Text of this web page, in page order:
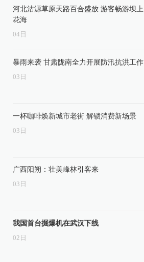
河北沽源草原天路百合盛放 游客畅游坝上
花海
04 日
暴雨来袭 甘肃陇南全力开展防汛抗洪工作
03 日
一杯咖啡焕新城市老街 解锁消费新场景
03 日
广西阳朔：壮美峰林引客来
03 日
我国首台掘爆机在武汉下线
02 日